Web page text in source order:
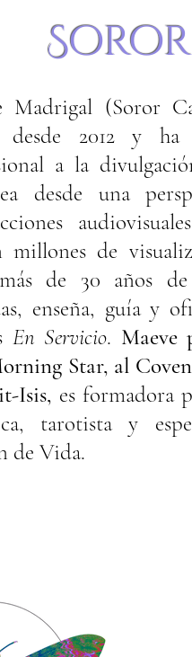
Madrigal (Soror
desde 2012 y ha
a la
desde una
millones de
de 30 años
enseña, guía y
En Servicio. Maeve
Star, al
Isis, es formadora
tarotista y
de Vida.